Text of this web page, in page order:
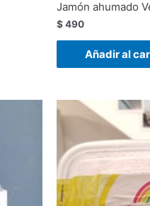
Jamón ahumado
$490
Añadir al